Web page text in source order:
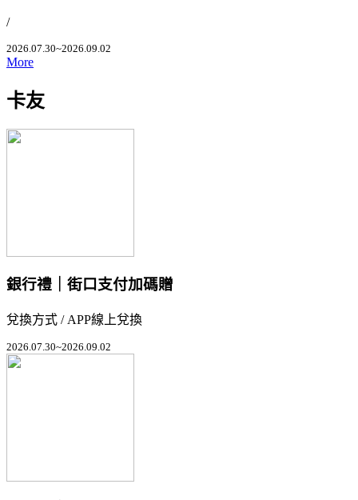
/
2026.07.30~2026.09.02
More
卡友
銀行禮｜街口支付加碼贈
兌換方式 / APP線上兌換
2026.07.30~2026.09.02